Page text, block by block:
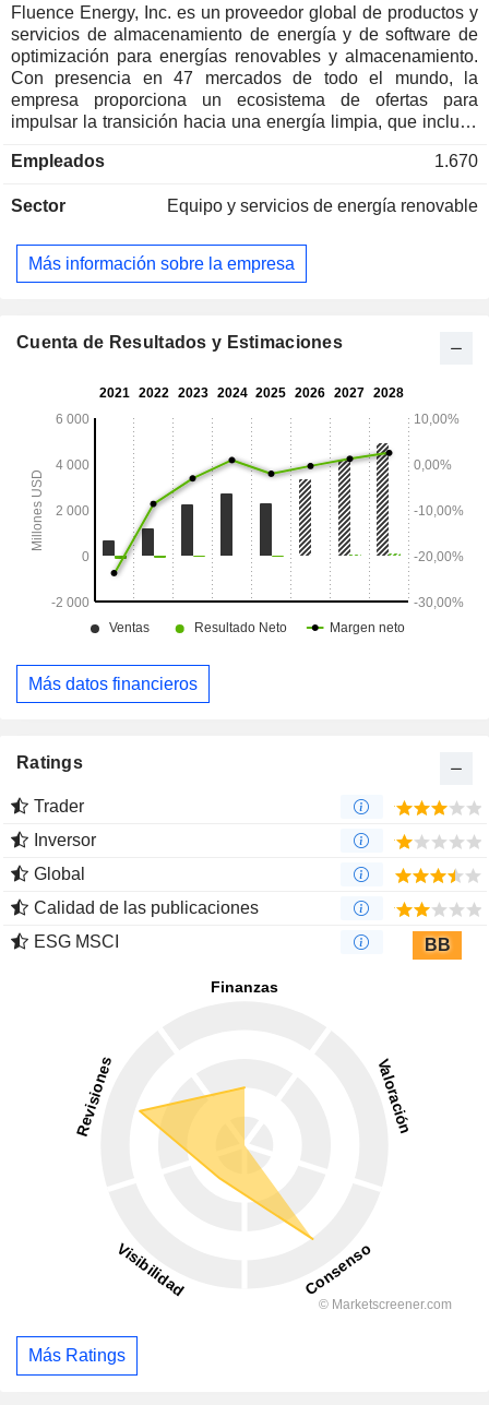
Fluence Energy, Inc. es un proveedor global de productos y
servicios de almacenamiento de energía y de software de
optimización para energías renovables y almacenamiento.
Con presencia en 47 mercados de todo el mundo, la
empresa proporciona un ecosistema de ofertas para
impulsar la transición hacia una energía limpia, que incluye
escalables, ofertas de servicios integrales y software de
gestionar y optimizar las energías renovables y el
incluyen productos y soluciones de almacenamiento de
energía, servicios de entrega, servicios recurrentes de O&M
soluciones de almacenamiento de energía incluyen
Además, cada una de sus soluciones de almacenamiento
patentado, Fluence OS. Los productos de software basados
en la nube de la empresa incluyen Fluence Mosaic y
Fluence Nispera.
Empleados 1.670
Sector Equipo y servicios de energía renovable
Más información sobre la empresa
Cuenta de Resultados y Estimaciones
Más datos financieros
Ratings
Trader
Inversor
Global
Calidad de las publicaciones
ESG MSCI
BB
Más Ratings